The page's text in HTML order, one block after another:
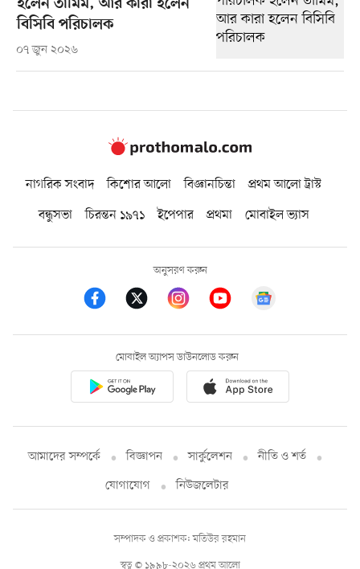
হলেন তামিম, আর কারা হলেন
বিসিবি পরিচালক
০৭ জুন ২০২৬
নাগরিক সংবাদ কিশোর আলো বিজ্ঞানচিন্তা
প্রথম আলো ট্রাস্ট
বন্ধুসভা
চিরন্তন ১৯৭১ ইপেপার প্রথমা মোবাইল ভ্যাস
অনুসরণ করুন
মোবাইল অ্যাপস ডাউনলোড করুন
আমাদের সম্পর্কে বিজ্ঞাপন সার্কুলেশন
নীতি ও শর্ত
যোগাযোগ
নিউজলেটার
স্বত্ব © ১৯৯৮-২০২৬ প্রথম আলো
সম্পাদক ও প্রকাশক: মতিউর রহমান